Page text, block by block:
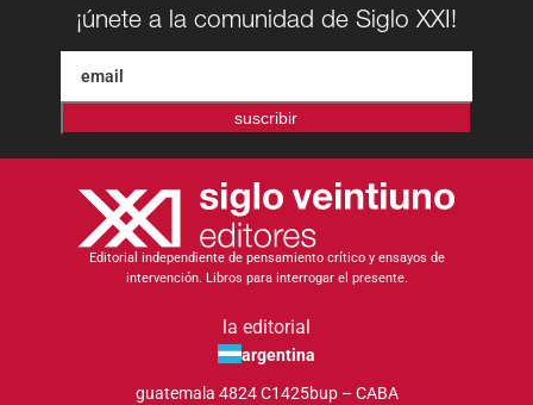
¡únete a la comunidad de Siglo XXI!
suscribir
Editorial independiente de pensamiento crítico y ensayos de
intervención. Libros para interrogar el presente.
la editorial
argentina
guatemala 4824 C1425bup – CABA